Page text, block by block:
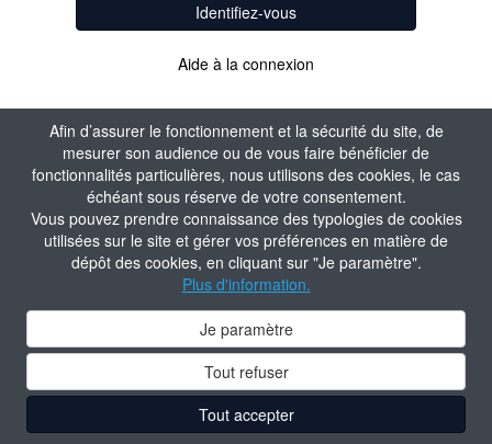
Afin d’assurer le fonctionnement et la sécurité du site, de
mesurer son audience ou de vous faire bénéficier de
fonctionnalités particulières, nous utilisons des cookies, le cas
échéant sous réserve de votre consentement.
Vous pouvez prendre connaissance des typologies de cookies
utilisées sur le site et gérer vos préférences en matière de
dépôt des cookies, en cliquant sur "Je paramètre".
Plus d'information.
Je paramètre
Tout refuser
Tout accepter
Identifiez-vous
Aide à la connexion